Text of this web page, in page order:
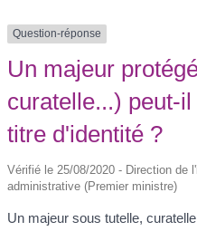
Question-réponse
Un majeur
curatelle...) peut-
titre d'identité ?
Vérifié le 25/08/2020 - Direction de
administrative (Premier ministre)
Un majeur sous tutelle,